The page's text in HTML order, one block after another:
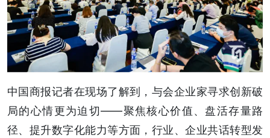
中国商报记者在现场了解到，与会企业家寻求创新破
局的心情更为迫切——聚焦核心价值、盘活存量路
径、提升数字化能力等方面，行业、企业共话转型发